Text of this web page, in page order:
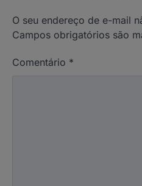
O seu endereço de e-mail
Campos obrigatórios são
Comentário *